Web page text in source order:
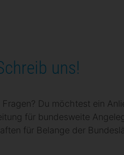
uns!
Du möchtest ein
für bundesweite
für Belange der